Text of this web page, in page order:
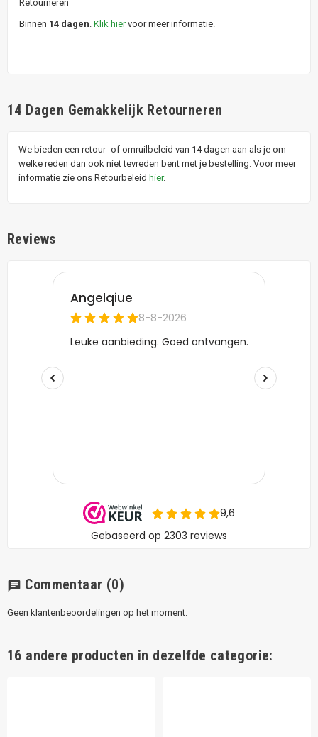
Retourneren
Binnen 14 dagen Klik hiervoor meer informatie.
14 Dagen Gemakkelijk Retourneren
We bieden een retour- of omruilbeleid van 14 dagen aan als je om
welke reden dan ook niet tevreden bent met je bestelling. Voor meer
informatie zie ons Retourbeleid hier.
Reviews
chat Commentaar (0)
Geen klantenbeoordelingen op het moment.
16 andere producten in dezelfde categorie: